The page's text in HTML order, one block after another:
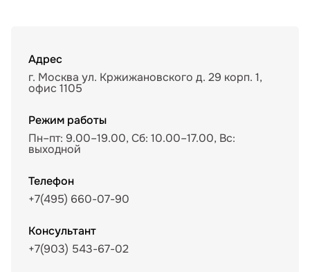
Адрес
г. Москва ул. Кржижановского д. 29 корп. 1,
офис 1105
Режим работы
Пн–пт: 9.00–19.00, Сб: 10.00–17.00, Вс:
выходной
Телефон
+7(495) 660-07-90
Консультант
+7(903) 543-67-02